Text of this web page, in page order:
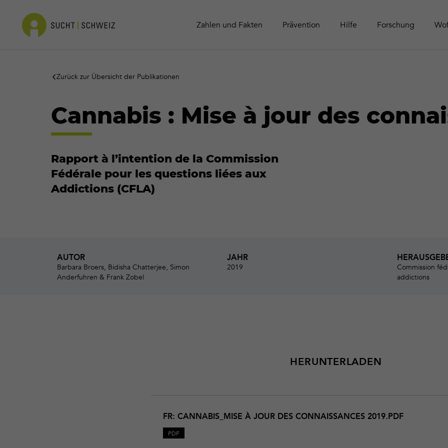
Zahlen und Fakten
Kokain Online-Aktivitäten
Prävention
Hilfe Forschung
Kontakt Zeitschrift Contact
Zurück zur Übersicht der Publikationen
Cannabis : Mise à jour des
Rapport à l’intention de la Commission
Fédérale pour les questions liées aux
Addictions (CFLA)
AUTOR
Barbara Broers, Bidisha Chatterjee, Simon
Anderfuhren & Frank Zobel
JAHR
2019
Commission
addictions
HERUNTERLADEN
FR: CANNABIS_MISE À JOUR DES CONNAISSANCES 2019.PDF
PDF
jour
des